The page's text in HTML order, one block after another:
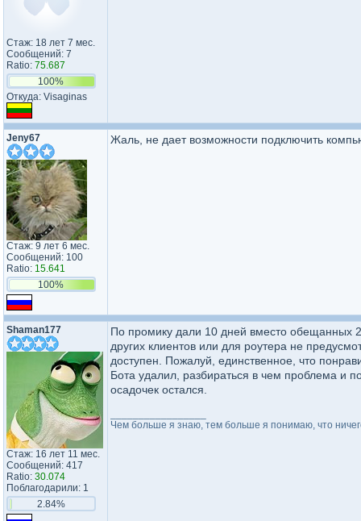
Стаж: 18 лет 7 мес.
Сообщений: 7
Ratio: 75.687
100%
Откуда: Visaginas
Jeny67
Стаж: 9 лет 6 мес.
Сообщений: 100
Ratio: 15.641
100%
Жаль, не дает возможности подключить
Shaman177
Стаж: 16 лет 11 мес.
Сообщений: 417
Ratio: 30.074
Поблагодарили: 1
2.84%
По промику дали 10 дней вместо обещанных
других клиентов или для роутера не
доступен. Пожалуй, единственное, что
Бота удалил, разбираться в чем проблема и
осадочек остался.
Чем больше я знаю, тем больше я понимаю, что